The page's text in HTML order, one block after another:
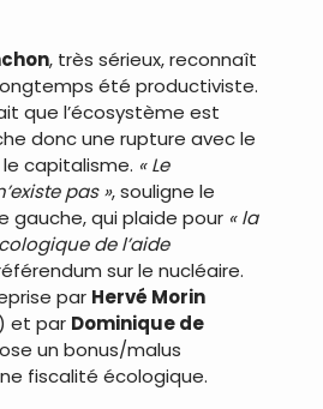
, très sérieux, reconnaît
été productiviste.
que l’écosystème est
donc une rupture avec le
capitalisme. « Le
pas », souligne le
gauche, qui plaide pour « la
de l’aide
sur le nucléaire.
par Hervé Morin
et par Dominique de
un bonus/malus
fiscalité écologique.